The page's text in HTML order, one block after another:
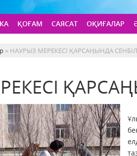
ҚОҒАМ САЯСАТ ОҚИҒАЛАР
» НАУРЫЗ МЕРЕКЕСІ ҚАРСАҢЫНДА